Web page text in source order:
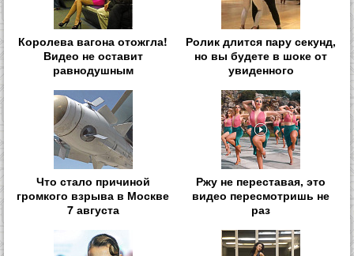
Королева вагона отожгла!
Видео не оставит
равнодушным
Ролик длится пару секунд,
но вы будете в шоке от
увиденного
Что стало причиной
громкого взрыва в Москве
7 августа
Ржу не переставая, это
видео пересмотришь не
раз